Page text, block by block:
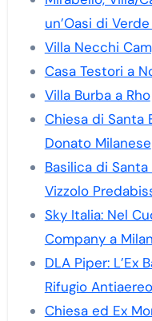
un’Oasi di
Villa Necchi
Casa Testori a
Villa Burba a Rho
Chiesa di Santa
Donato Milanese
Basilica di
Vizzolo
Sky Italia: Nel
Company a
DLA Piper: L’Ex
Rifugio
Chiesa ed Ex